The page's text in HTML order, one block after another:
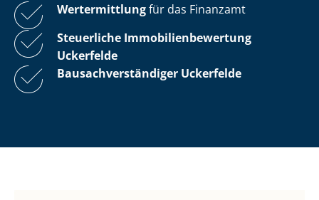
Wertermittlungfür das Finanzamt
Steuerliche Im­mo­bi­li­en­be­wer­tung
Uckerfelde
Bau­sach­ver­stän­di­ger Uckerfelde